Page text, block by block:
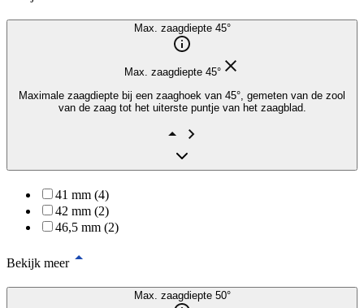
Max. zaagdiepte 45°
Max. zaagdiepte 45°
Maximale zaagdiepte bij een zaaghoek van 45°, gemeten van de zool
van de zaag tot het uiterste puntje van het zaagblad.
41 mm (4)
42 mm (2)
46,5 mm (2)
Bekijk meer
Max. zaagdiepte 50°